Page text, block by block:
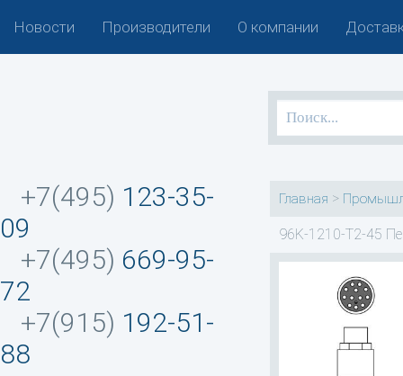
Новости Производители О компании
+7(495) 123-35-
09
+7(495) 669-95-
72
+7(915) 192-51-
88
Главная >
96K-1210-T2-45